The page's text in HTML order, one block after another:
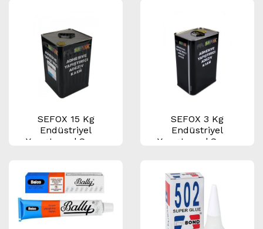
SEFOX 15 Kg
Endüstriyel
Yapıştırıcı | Sarı –
Döşeme Yapıştırıcı
SEFOX 3 Kg
Endüstriyel
Yapıştırıcı | Sarı –
Yapıştırıcı